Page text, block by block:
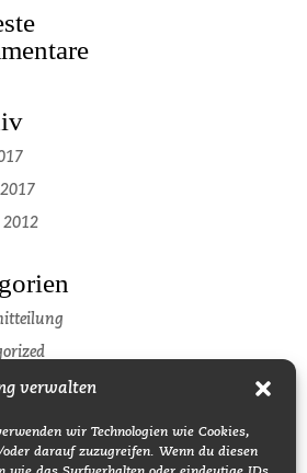
verwalten
wir Technologien wie Cookies,
darauf zuzugreifen. Wenn du diesen